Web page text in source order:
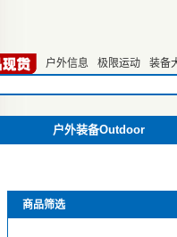
户外信息 极限运动
装备
户外装备Outdoor
商品筛选